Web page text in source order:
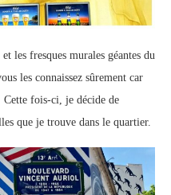
les fresques murales géantes du
les connaissez sûrement car
Cette fois-ci, je décide de
que je trouve dans le quartier.